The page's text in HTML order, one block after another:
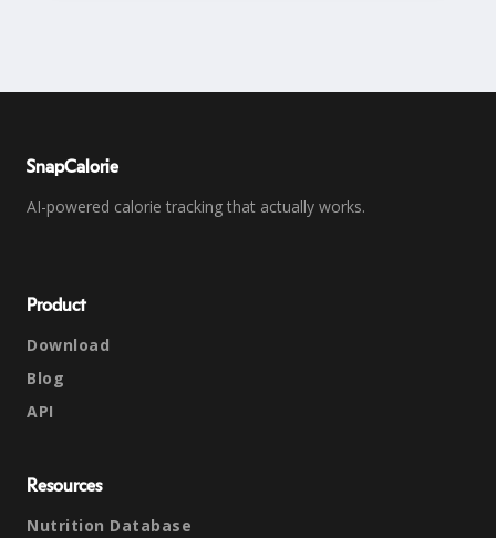
SnapCalorie
AI-powered calorie tracking that actually works.
Product
Download
Blog
API
Resources
Nutrition Database